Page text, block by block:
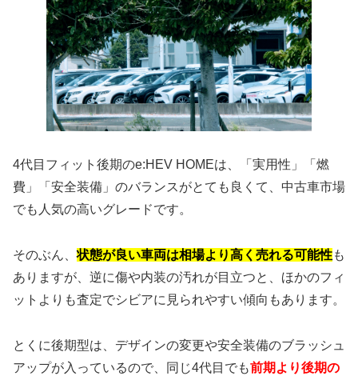
4代目フィット後期のe:HEV HOMEは、「実用性」「燃
費」「安全装備」のバランスがとても良くて、中古車市場
でも人気の高いグレードです。
そのぶん、状態が良い車両は相場より高く売れる可能性も
ありますが、逆に傷や内装の汚れが目立つと、ほかのフィ
ットよりも査定でシビアに見られやすい傾向もあります。
とくに後期型は、デザインの変更や安全装備のブラッシュ
アップが入っているので、同じ4代目でも前期より後期の